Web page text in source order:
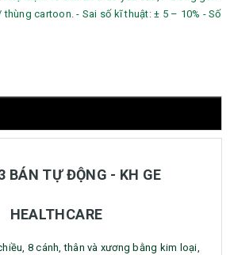
cartoon. - Sai số kĩ thuật: ± 5 – 10% - Số
BÁN TỰ ĐỘNG - KH GE
HEALTHCARE
8 cánh, thân và xương bằng kim loại,